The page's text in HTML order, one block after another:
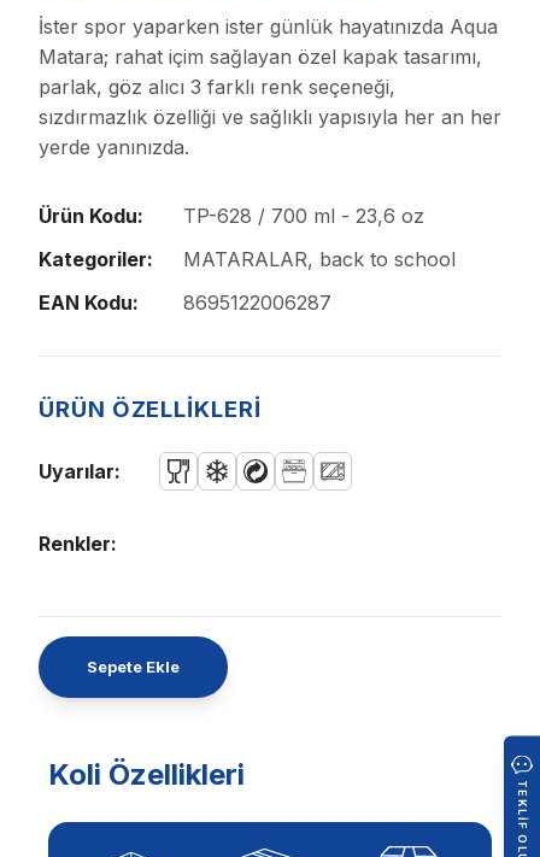
İster spor yaparken ister günlük hayatınızda Aqua
Matara; rahat içim sağlayan özel kapak tasarımı,
parlak, göz alıcı 3 farklı renk seçeneği,
sızdırmazlık özelliği ve sağlıklı yapısıyla her an her
yerde yanınızda.
Ürün Kodu:
TP-628 / 700 ml - 23,6 oz
Kategoriler:
MATARALAR, back to school
EAN Kodu:
8695122006287
ÜRÜN ÖZELLİKLERİ
Uyarılar:
Renkler:
Sepete Ekle
Koli Özellikleri